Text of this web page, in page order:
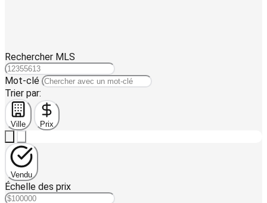
Rechercher MLS
Mot-clé
Trier par:
Ville Prix
Vendu
Échelle des prix